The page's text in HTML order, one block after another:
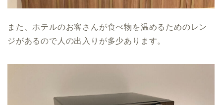
また、ホテルのお客さんが食べ物を温めるためのレン
ジがあるので人の出入りが多少あります。